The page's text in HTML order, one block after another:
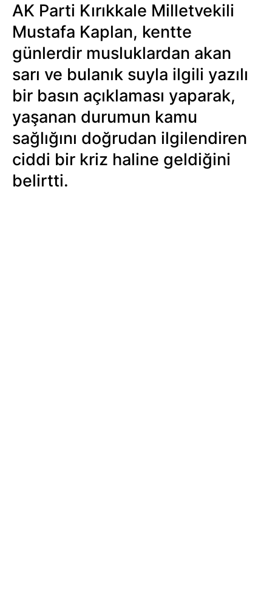
AK Parti Kırıkkale Milletvekili
Mustafa Kaplan, kentte
günlerdir musluklardan akan
sarı ve bulanık suyla ilgili yazılı
bir basın açıklaması yaparak,
yaşanan durumun kamu
sağlığını doğrudan ilgilendiren
ciddi bir kriz haline geldiğini
belirtti.